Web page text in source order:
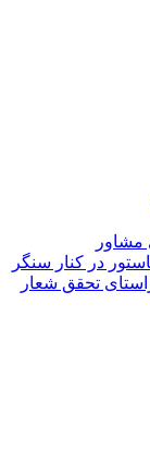
مشاور
در کنار سنگر
تحقق شعار